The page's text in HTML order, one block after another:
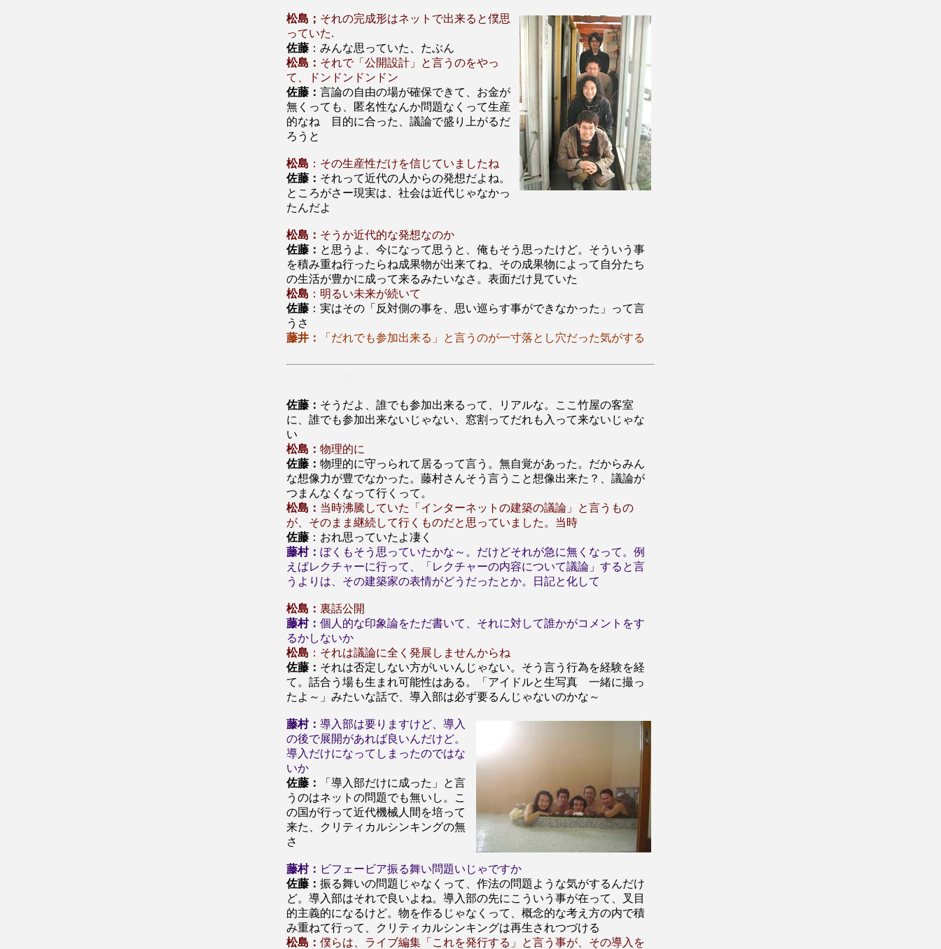
松島； それの完成形はネットで出来ると僕思
っていた.
佐藤 ：みんな思っていた、たぶん
松島： それで「公開設計」と言うのをやっ
て、ドンドンドンドン
佐藤： 言論の自由の場が確保できて、お金が
無くっても、匿名性なんか問題なくって生産
的なね 目的に合った、議論で盛り上がるだ
ろうと
松島 ：その生産性だけを信じていましたね
佐藤： それって近代の人からの発想だよね。
ところがさー現実は、社会は近代じゃなかっ
たんだよ
松島： そうか近代的な発想なのか
佐藤： と思うよ、今になって思うと、俺もそう思ったけど。そういう事
を積み重ね行ったらね成果物が出来てね、その成果物によって自分たち
の生活が豊かに成って来るみたいなさ。表面だけ見ていた
松島 ：明るい未来が続いて
佐藤 ：実はその「反対側の事を、思い巡らす事ができなかった」って言
うさ
藤井：
「だれでも参加出来る」と言うのが一寸落とし穴だった気がする
佐藤： そうだよ、誰でも参加出来るって、リアルな。ここ竹屋の客室
に、誰でも参加出来ないじゃない、窓割ってだれも入って来ないじゃな
い
松島： 物理的に
佐藤： 物理的に守っられて居るって言う。無自覚があった。だからみん
な想像力が豊でなかった。藤村さんそう言うこと想像出来た？、議論が
つまんなくなって行くって。
松島： 当時沸騰していた「インターネットの建築の議論」と言うもの
が、そのまま継続して行くものだと思っていました。当時
佐藤 ：おれ思っていたよ凄く
藤村： ぼくもそう思っていたかな～。だけどそれが急に無くなって。例
えばレクチャーに行って、「レクチャーの内容について議論」すると言
うよりは、その建築家の表情がどうだったとか。日記と化して
松島： 裏話公開
藤村： 個人的な印象論をただ書いて、それに対して誰かがコメントをす
るかしないか
松島 ：それは議論に全く発展しませんからね
佐藤： それは否定しない方がいいんじゃない。そう言う行為を経験を経
て。話合う場も生まれ可能性はある。「アイドルと生写真 一緒に撮っ
たよ～」みたいな話で、導入部は必ず要るんじゃないのかな～
藤村： 導入部は要りますけど、導入
の後で展開があれば良いんだけど。
導入だけになってしまったのではな
いか
佐藤：
「導入部だけに成った」と言
うのはネットの問題でも無いし。こ
の国が行って近代機械人間を培って
来た、クリティカルシンキングの無
さ
藤村： ビフェービア振る舞い問題いじゃですか
佐藤： 振る舞いの問題じゃなくって、作法の問題ような気がするんだけ
ど。導入部はそれで良いよね。導入部の先にこういう事が在って、叉目
的主義的になるけど。物を作るじゃなくって、概念的な考え方の内で積
み重ねて行って、クリティカルシンキングは再生されつづける
松島： 僕らは、ライブ編集「これを発行する」と言う事が、その導入を